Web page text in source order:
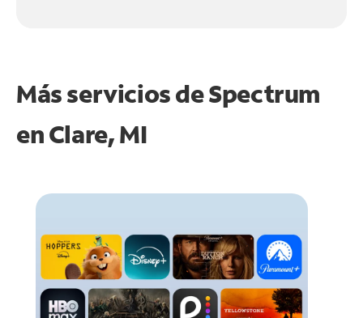
Más servicios de Spectrum
enClare, MI